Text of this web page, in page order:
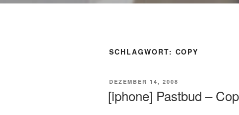
SCHLAGWORT: COPY
VERÖFFENTLICHT
DEZEMBER 14, 2008
[iphone] Pastbud –